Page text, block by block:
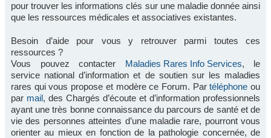
pour trouver les informations clés sur une maladie donnée ainsi
que les ressources médicales et associatives existantes.
Besoin d’aide pour vous y retrouver parmi toutes ces
ressources ?
Vous pouvez contacter Maladies Rares Info Services, le
service national d’information et de soutien sur les maladies
rares qui vous propose et modère ce Forum. Partéléphone ou
par mail, des Chargés d’écoute et d’information professionnels
ayant une très bonne connaissance du parcours de santé et de
vie des personnes atteintes d’une maladie rare, pourront vous
orienter au mieux en fonction de la pathologie concernée, de